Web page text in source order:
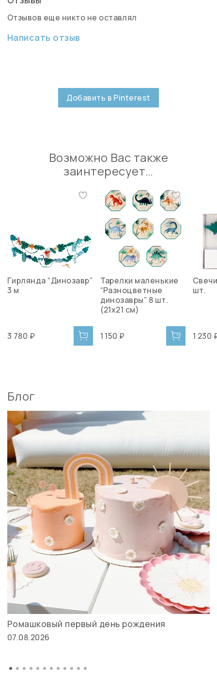
Отзывов еще никто не оставлял
Написать отзыв
Добавить в Pinterest
Возможно Вас также
заинтересует…
Гирлянда “Динозавр”
3 м
3 780 ₽
Тарелки маленькие
“Разноцветные
динозавры” 8 шт.
(21х21 см)
1 150 ₽
шт.
1 230
Блог
Ромашковый первый день рождения
07.08.2026